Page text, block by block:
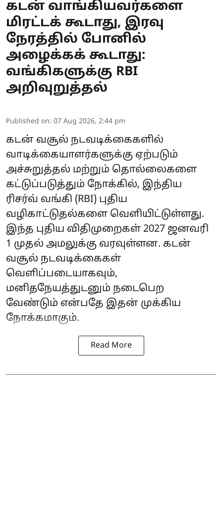
கடன் வாங்கியவர்களை
மிரட்டக் கூடாது, இரவு
நேரத்தில் போனில்
அழைக்கக் கூடாது:
வங்கிகளுக்கு RBI
அறிவுறுத்தல்
Published on: 07 Aug 2026, 2:44 pm
கடன் வசூல் நடவடிக்கைகளில்
வாடிக்கையாளர்களுக்கு ஏற்படும்
அச்சுறுத்தல் மற்றும் தொல்லைகளை
கட்டுப்படுத்தும் நோக்கில், இந்திய
ரிசர்வ் வங்கி (RBI) புதிய
வழிகாட்டுதல்களை வெளியிட்டுள்ளது.
இந்த புதிய விதிமுறைகள் 2027 ஜனவரி
1 முதல் அமலுக்கு வரவுள்ளன. கடன்
வசூல் நடவடிக்கைகள்
வெளிப்படையாகவும்,
மனிதநேயத்துடனும் நடைபெற
வேண்டும் என்பதே இதன் முக்கிய
நோக்கமாகும்.
Read More